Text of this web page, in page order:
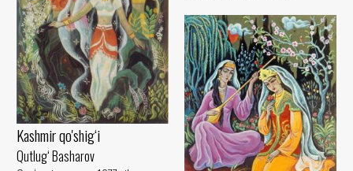
Kashmir qo'shig‘i
Qutlug‘ Basharov